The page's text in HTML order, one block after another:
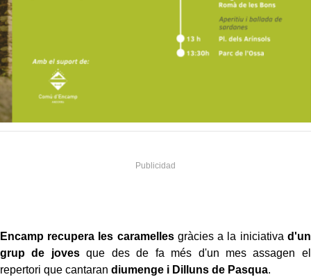
Encamp recupera les caramellesgràcies a la iniciativa d'un
grup de jovesque des de fa més d'un mes assagen el
repertori que cantaran diumenge i Dilluns de Pasqua.